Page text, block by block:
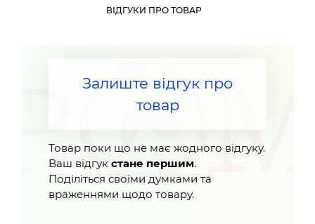
ВІДГУКИ ПРО ТОВАР
Залиште відгук про
товар
Товар поки що не має жодного відгуку.
Ваш відгук стане першим.
Поділіться своїми думками та
враженнями щодо товару.